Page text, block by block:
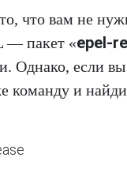
что вам не
— пакет «epel-
Однако, если
команду и